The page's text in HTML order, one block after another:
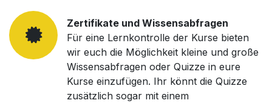
Zertifikate und Wissensabfragen
Für eine Lernkontrolle der Kurse bieten
wir euch die Möglichkeit kleine und große
Wissensabfragen oder Quizze in eure
Kurse einzufügen. Ihr könnt die Quizze
zusätzlich sogar mit einem